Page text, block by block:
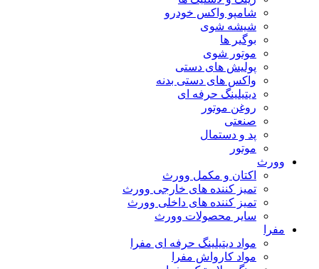
شامپو واکس خودرو
شیشه شوی
بوگیر ها
موتور شوی
پولیش های دستی
واکس های دستی بدنه
دیتیلینگ حرفه ای
روغن موتور
صنعتی
پد و دستمال
موتور
وورث
اکتان و مکمل وورث
تمیز کننده های خارجی وورث
تمیز کننده های داخلی وورث
سایر محصولات وورث
مفرا
مواد دیتیلینگ حرفه ای مفرا
مواد کارواش مفرا